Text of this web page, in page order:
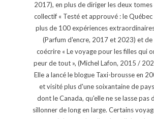
2017), en plus de diriger les deux tomes
collectif « Testé et approuvé : le Québec
plus de 100 expériences
(Parfum d'encre, 2017 et 2023) et de
coécrire « Le voyage pour les filles qui
peur de tout », (Michel Lafon, 2015 /
Elle a lancé le blogue Taxi-brousse en
et visité plus d'une soixantaine de
dont le Canada, qu'elle ne se lasse pas
sillonner de long en large. Certains